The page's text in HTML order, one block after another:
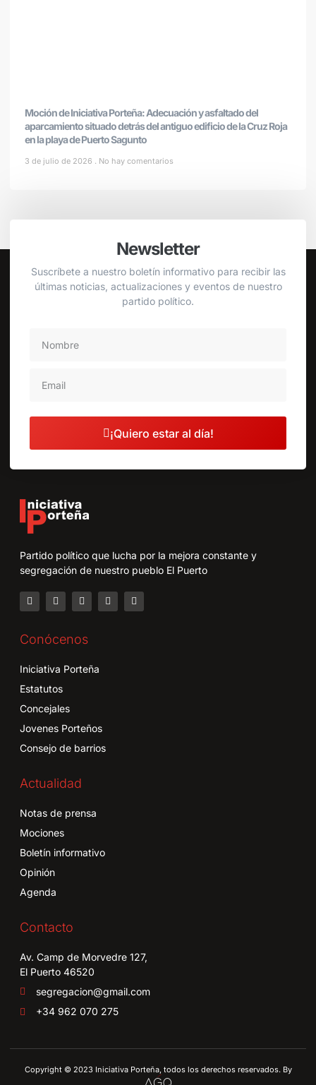
Moción de Iniciativa Porteña: Adecuación y asfaltado del
aparcamiento situado detrás del antiguo edificio de la Cruz Roja
en la playa de Puerto Sagunto
3 de julio de 2026 No hay comentarios
Newsletter
Suscríbete a nuestro boletín informativo para recibir las
últimas noticias, actualizaciones y eventos de nuestro
partido político.
¡Quiero estar al día!
Partido político que lucha por la mejora constante y
segregación de nuestro pueblo El Puerto
Conócenos
Iniciativa Porteña
Estatutos
Concejales
Jovenes Porteños
Consejo de barrios
Actualidad
Notas de prensa
Mociones
Boletín informativo
Opinión
Agenda
Contacto
Av. Camp de Morvedre 127,
El Puerto 46520
segregacion@gmail.com
+34 962 070 275
Copyright © 2023 Iniciativa Porteña, todos los derechos reservados. By